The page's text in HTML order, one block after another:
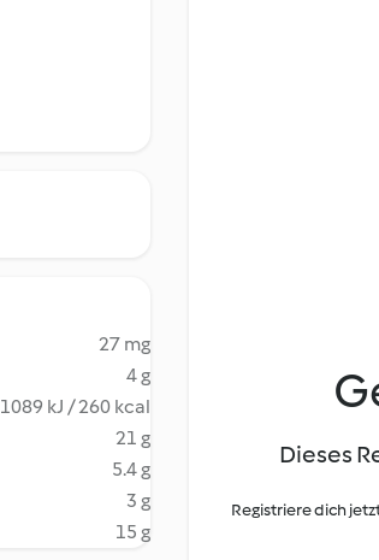
27 mg
4 g
1089 kJ / 260 kcal
21 g
5.4 g
3 g
15 g
Dieses
Registriere dich